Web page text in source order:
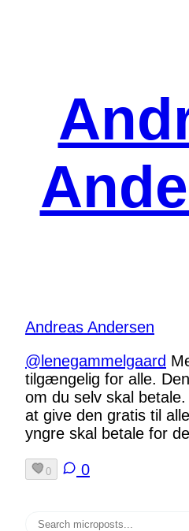
Andreas Andersen
@lenegammelgaard
tilgængelig for alle.
om du selv skal
at give den gratis til
yngre skal betale for
0 0